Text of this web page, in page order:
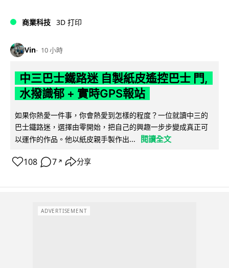
商業科技 3D 打印
Vin 10 小時
中三巴士鐵路迷 自製紙皮遙控巴士 門,
水撥識郁 + 實時GPS報站
如果你熱愛一件事，你會熱愛到怎樣的程度？一位就讀中三的
巴士鐵路迷，選擇由零開始，把自己的興趣一步步變成真正可
以運作的作品。他以紙皮親手製作出...
閱讀全文
108 7 ↗ 分享
ADVERTISEMENT